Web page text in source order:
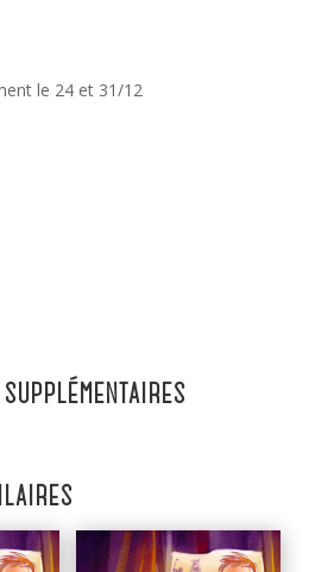
le 24 et 31/12